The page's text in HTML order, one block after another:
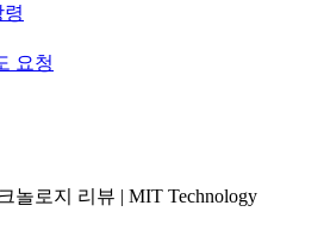
요청
놀로지 리뷰 | MIT Technology